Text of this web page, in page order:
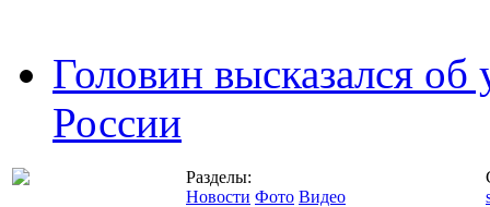
Головин высказался
России
Разделы:
Новости Фото Видео